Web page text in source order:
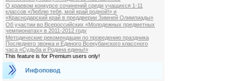
О краевом конкурсе сочинений среди учащихся 1-11
классов «Люблю тебя, мой край родной!» и
«Краснодарский край в преддверии Зимней Олимпиады»
Об участии во Всероссийских «Молодежных предметных
чемпионатах» в 2011-2012 году
Методические рекомендации по проведению праздника
Последнего звонка и Единого Всекубанского классного
часа «Судьба и Родина едины!»
This feature is for Premium users only!
Инфоповод